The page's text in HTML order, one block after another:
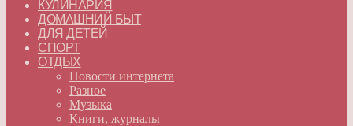
КУЛИНАРИЯ
ДОМАШНИЙ БЫТ
ДЛЯ ДЕТЕЙ
СПОРТ
ОТДЫХ
Новости интернета
Разное
Музыка
Книги, журналы